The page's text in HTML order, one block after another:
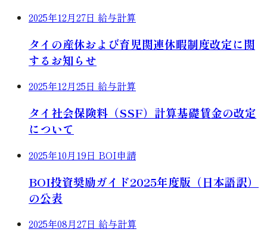
2025年12月27日 給与計算
タイの産休および育児関連休暇制度改定に関
するお知らせ
2025年12月25日 給与計算
タイ社会保険料（SSF）計算基礎賃金の改定
について
2025年10月19日 BOI申請
BOI投資奨励ガイド2025年度版（日本語訳）
の公表
2025年08月27日 給与計算